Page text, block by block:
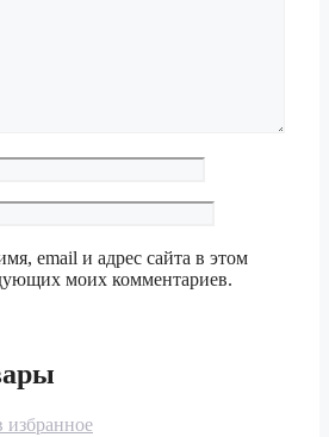
email и адрес сайта в этом
моих комментариев.
избранное